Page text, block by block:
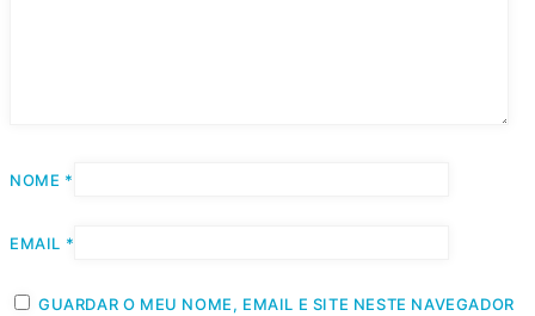
NOME *
EMAIL *
GUARDAR O MEU NOME, EMAIL E SITE NESTE NAVEGADOR